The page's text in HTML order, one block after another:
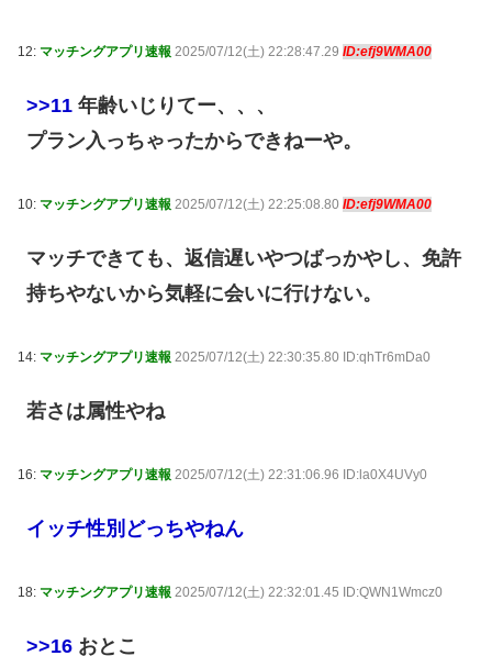
12: マッチングアプリ速報 2025/07/12(土) 22:28:47.29 ID:efj9WMA00
>>11 年齢いじりてー、、、
プラン入っちゃったからできねーや。
10: マッチングアプリ速報 2025/07/12(土) 22:25:08.80 ID:efj9WMA00
マッチできても、返信遅いやつばっかやし、免許
持ちやないから気軽に会いに行けない。
14: マッチングアプリ速報 2025/07/12(土) 22:30:35.80 ID:qhTr6mDa0
若さは属性やね
16: マッチングアプリ速報 2025/07/12(土) 22:31:06.96 ID:la0X4UVy0
イッチ性別どっちやねん
18: マッチングアプリ速報 2025/07/12(土) 22:32:01.45 ID:QWN1Wmcz0
>>16 おとこ